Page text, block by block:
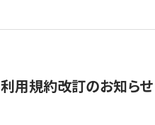
利用規約改訂のお知らせ